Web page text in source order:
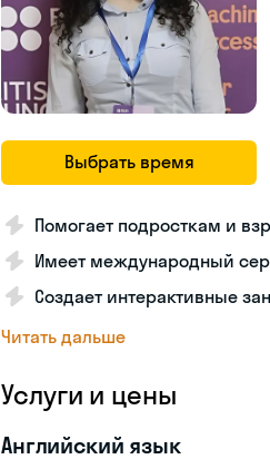
Выбрать время
Помогает подросткам и
Имеет международный
Создает интерактивные
Читать дальше
Услуги и цены
Английский язык